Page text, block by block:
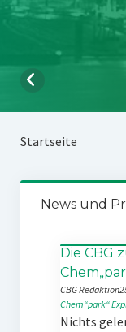
Startseite
News und
Die CBG
CBG Redaktion
Chem“park“
Nichts